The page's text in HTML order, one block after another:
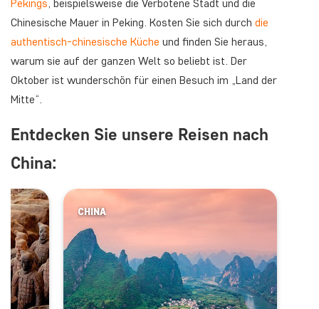
Pekings , beispielsweise die Verbotene Stadt und die
Chinesische Mauer in Peking. Kosten Sie sich durch die
authentisch-chinesische Küche und finden Sie heraus,
warum sie auf der ganzen Welt so beliebt ist. Der
Oktober ist wunderschön für einen Besuch im „Land der
Mitte“.
Entdecken Sie unsere Reisen nach
China:
CHINA